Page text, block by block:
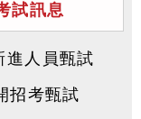
試訊息
人員甄試
招考甄試